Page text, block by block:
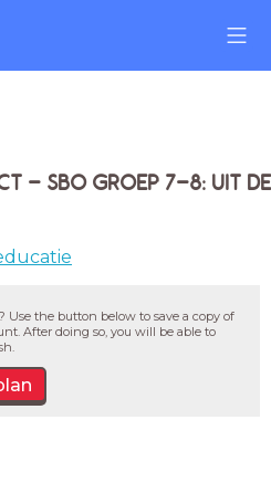
- SBO GROEP 7-8: UIT DE
Use the button below to save a copy of
After doing so, you will be able to